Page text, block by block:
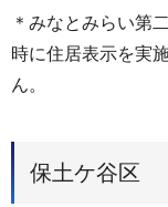
＊みなとみらい第
時に住居表示を実
ん。
保土ケ谷区